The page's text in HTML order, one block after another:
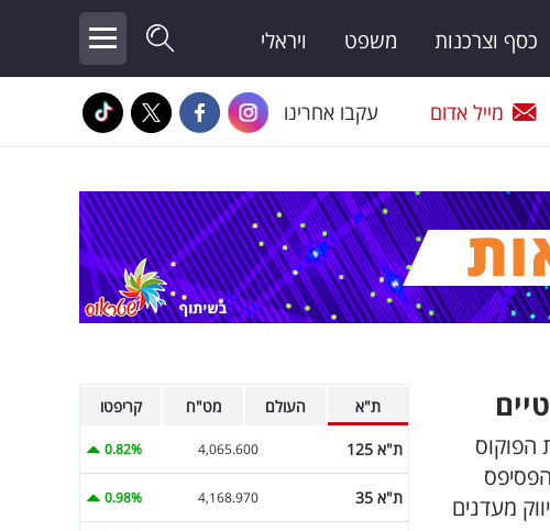
כסף וצרכנות משפט ויראלי
מייל אדום עקבו אחרינו
הפוקוס
מעדנים
ת"א העולם מט"ח קריפטו
ת"א 125 4,065.600
0.82%
ת"א 35 4,168.970
0.98%